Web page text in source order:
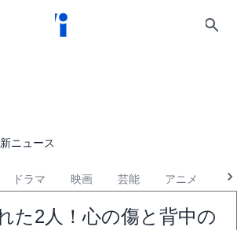
ニュース
ドラマ 映画 芸能 アニメ
た2人！心の傷と背中の